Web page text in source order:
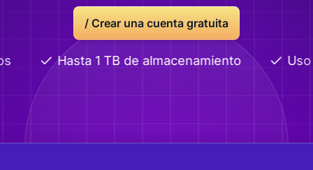
/ Crear una cuenta gratuita
Hasta 1 TB de almacenamiento